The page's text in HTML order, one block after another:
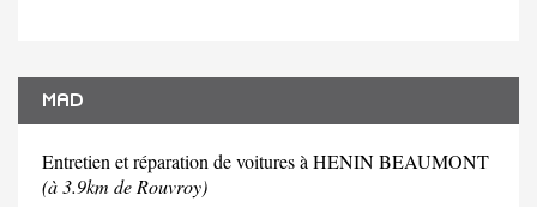
MAD
Entretien et réparation de voitures à HENIN BEAUMONT
(à 3.9km de Rouvroy)